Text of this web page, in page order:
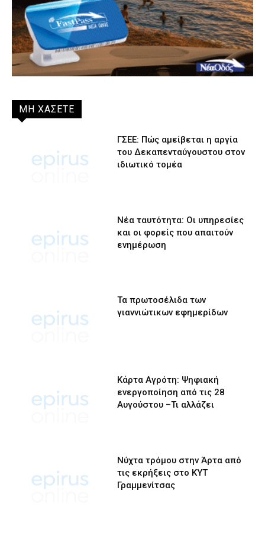
ΜΗ ΧΑΣΕΤΕ
ΓΣΕΕ: Πώς αμείβεται η αργία
του Δεκαπενταύγουστου στον
ιδιωτικό τομέα
Νέα ταυτότητα: Οι υπηρεσίες
και οι φορείς που απαιτούν
ενημέρωση
Τα πρωτοσέλιδα των
γιαννιώτικων εφημερίδων
Κάρτα Αγρότη: Ψηφιακή
ενεργοποίηση από τις 28
Αυγούστου –Τι αλλάζει
Νύχτα τρόμου στην Άρτα από
τις εκρήξεις στο ΚΥΤ
Γραμμενίτσας